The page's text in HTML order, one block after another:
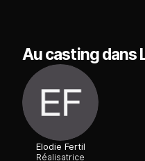
Au casting dans
Elodie Fertil
Réalisatrice